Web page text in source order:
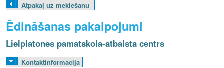
L
V
Atpakaļ uz meklēšanu
Ēdināšanas pakalpojumi
Lielplatones pamatskola-atbalsta centrs
Kontaktinformācija